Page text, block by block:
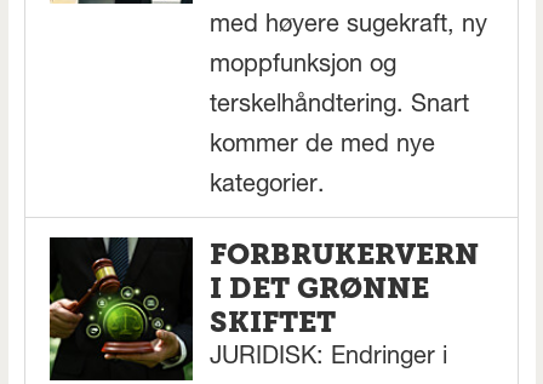
med høyere sugekraft, ny
moppfunksjon og
terskelhåndtering. Snart
kommer de med nye
kategorier.
FORBRUKERVERN
I DET GRØNNE
SKIFTET
JURIDISK: Endringer i